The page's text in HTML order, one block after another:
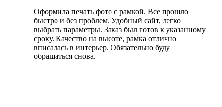
Оформила печать фото с рамкой. Все прошло
быстро и без проблем. Удобный сайт, легко
выбрать параметры. Заказ был готов к указанному
сроку. Качество на высоте, рамка отлично
вписалась в интерьер. Обязательно буду
обращаться снова.